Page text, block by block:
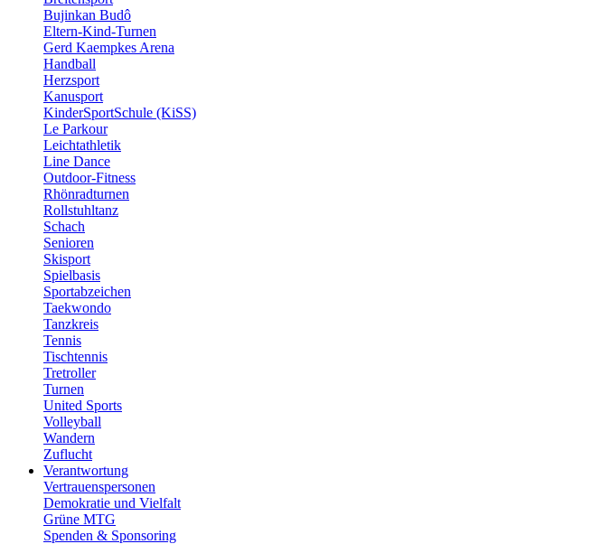
Bujinkan Budô
Eltern-Kind-Turnen
Gerd Kaempkes Arena
Handball
Herzsport
Kanusport
KinderSportSchule (KiSS)
Le Parkour
Leichtathletik
Line Dance
Outdoor-Fitness
Rhönradturnen
Rollstuhltanz
Schach
Senioren
Skisport
Spielbasis
Sportabzeichen
Taekwondo
Tanzkreis
Tennis
Tischtennis
Tretroller
Turnen
United Sports
Volleyball
Wandern
Zuflucht
Verantwortung
Vertrauenspersonen
Demokratie und Vielfalt
Grüne MTG
Spenden & Sponsoring